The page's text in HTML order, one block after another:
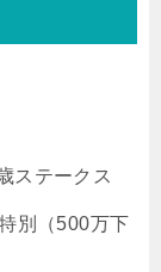
ステークス
別（500万下